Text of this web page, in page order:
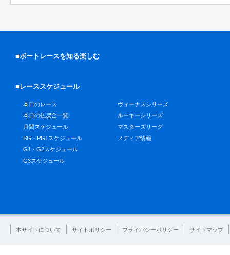
■ボートレースを知る楽しむ
■レーススケジュール
本日のレース
本日の払戻金一覧
月間スケジュール
SG・PG1スケジュール
G1・G2スケジュール
G3スケジュール
ヴィーナスシリーズ
ルーキーシリーズ
マスターズリーグ
メディア情報
本サイトについて サイトポリシー プライバシーポリシー サイトマップ